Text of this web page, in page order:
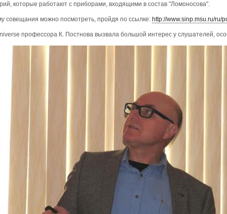
которые работают с приборами, входящими в состав "Ломоносова".
совещания можно посмотреть, пройдя по ссылке: http://www.sinp.msu.ru/ru/
профессора К. Постнова вызвала большой интерес у слушателей,